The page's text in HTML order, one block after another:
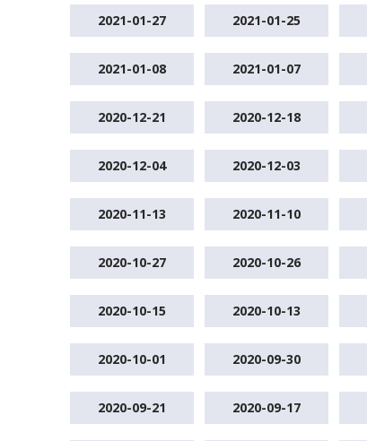
2021-01-27 2021-01-25
2021-01-08 2021-01-07
2020-12-21 2020-12-18
2020-12-04 2020-12-03
2020-11-13 2020-11-10
2020-10-27 2020-10-26
2020-10-15 2020-10-13
2020-10-01 2020-09-30
2020-09-21 2020-09-17